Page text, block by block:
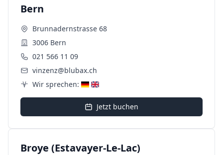
Bern
Brunnadernstrasse 68
3006 Bern
021 566 11 09
vinzenz@blubax.ch
Wir sprechen:
Jetzt buchen
Broye (Estavayer-Le-Lac)